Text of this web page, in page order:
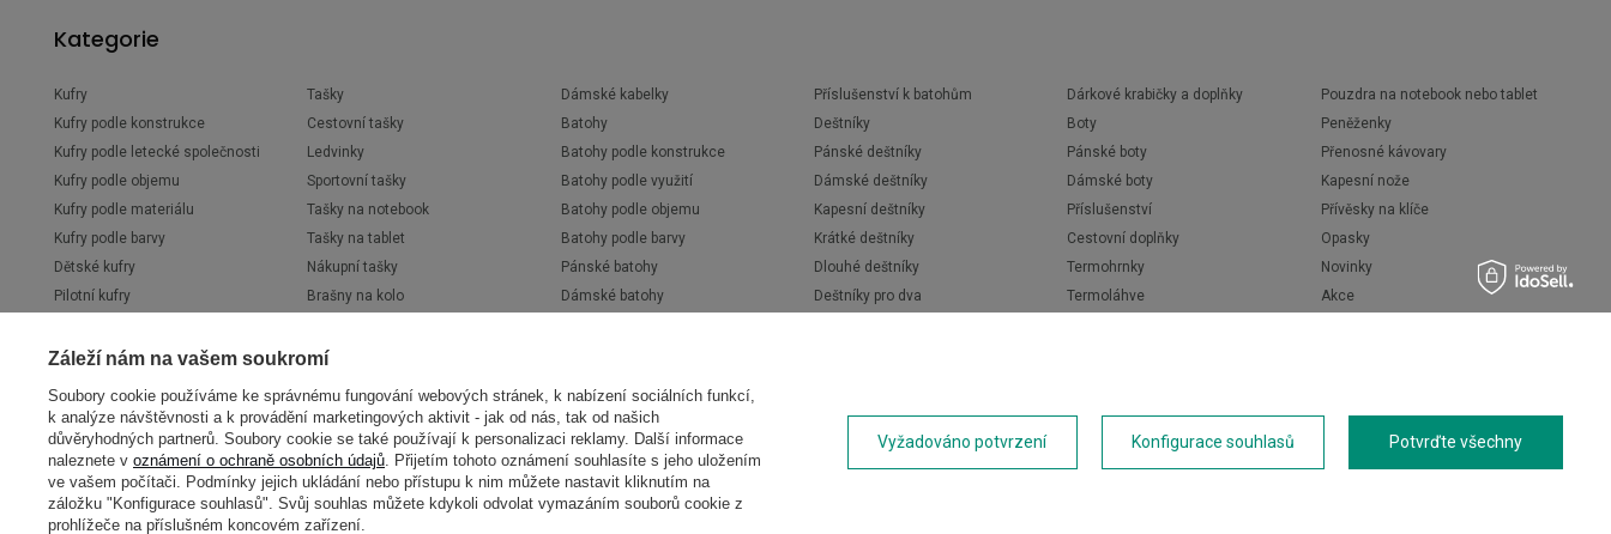
Kategorie
Kufry
Kufry podle konstrukce
Kufry podle letecké společnosti
Kufry podle objemu
Kufry podle materiálu
Kufry podle barvy
Dětské kufry
Pilotní kufry
Cestovní kufříky
Tašky
Cestovní tašky
Ledvinky
Sportovní tašky
Tašky na notebook
Tašky na tablet
Nákupní tašky
Brašny na kolo
Tašky přes rameno
Dámské kabelky
Batohy
Batohy podle konstrukce
Batohy podle využití
Batohy podle objemu
Batohy podle barvy
Pánské batohy
Dámské batohy
Příslušenství k batohům
Deštníky
Pánské deštníky
Dámské deštníky
Kapesní deštníky
Krátké deštníky
Dlouhé deštníky
Deštníky pro dva
Dárkové krabičky a doplňky
Boty
Pánské boty
Dámské boty
Příslušenství
Cestovní doplňky
Termohrnky
Termoláhve
Pouzdra na notebook nebo tablet
Peněženky
Přenosné kávovary
Kapesní nože
Přívěsky na klíče
Opasky
Novinky
Akce
Značky
Záleží nám na vašem soukromí
Soubory cookie používáme ke správnému fungování webových stránek, k nabízení sociálních funkcí,
k analýze návštěvnosti a k provádění marketingových aktivit - jak od nás, tak od našich
důvěryhodných partnerů. Soubory cookie se také používají k personalizaci reklamy. Další informace
naleznete v oznámení o ochraně osobních údajů. Přijetím tohoto oznámení souhlasíte s jeho uložením
ve vašem počítači. Podmínky jejich ukládání nebo přístupu k nim můžete nastavit kliknutím na
záložku "Konfigurace souhlasů". Svůj souhlas můžete kdykoli odvolat vymazáním souborů cookie z
prohlížeče na příslušném koncovém zařízení.
Vyžadováno potvrzení Konfigurace souhlasů Potvrďte všechny